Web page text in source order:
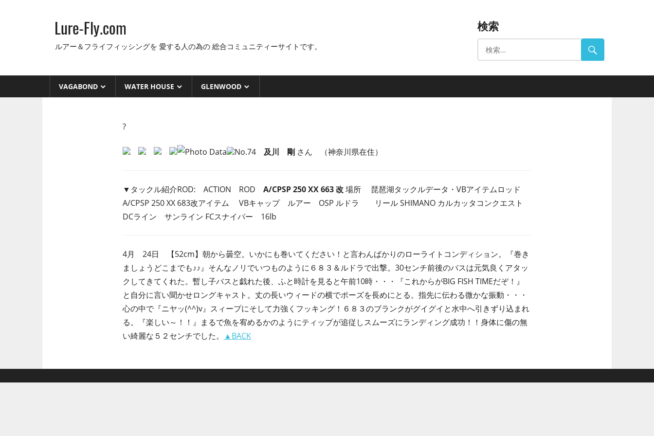
Lure-Fly.com
ルアー＆フライフィッシングを 愛する人の為の 総合コミュニティーサイトです。
検索
VAGABOND WATER HOUSE GLENWOOD
?
No.74 及川 剛 さん （神奈川県在住）
▼タックル紹介ROD: ACTION ROD A/CPSP 250 XX 663 改場所 琵琶湖タックルデータ・VBアイテムロッド
A/CPSP 250 XX 683改アイテム VBキャップ ルアー OSP ルドラ リール SHIMANO カルカッタコンクエスト
DCライン サンライン FCスナイパー 16lb
4月 24日 【52cm】朝から曇空。いかにも巻いてください！と言わんばかりのローライトコンディション。『巻き
ましょうどこまでも♪♪』そんなノリでいつものように６８３＆ルドラで出撃。30センチ前後のバスは元気良くアタッ
クしてきてくれた。暫し子バスと戯れた後、ふと時計を見ると午前10時・・・『これからがBIG FISH TIMEだぞ！』
と自分に言い聞かせロングキャスト。丈の長いウィードの横でポーズを長めにとる。指先に伝わる微かな振動・・・
心の中で『ニヤッ(^^)v』スィープにそして力強くフッキング！６８３のブランクがグイグイと水中へ引きずり込まれ
る。『楽しい～！！』まるで魚を宥めるかのようにティップが追従しスムーズにランディング成功！！身体に傷の無
い綺麗な５２センチでした。
▲BACK